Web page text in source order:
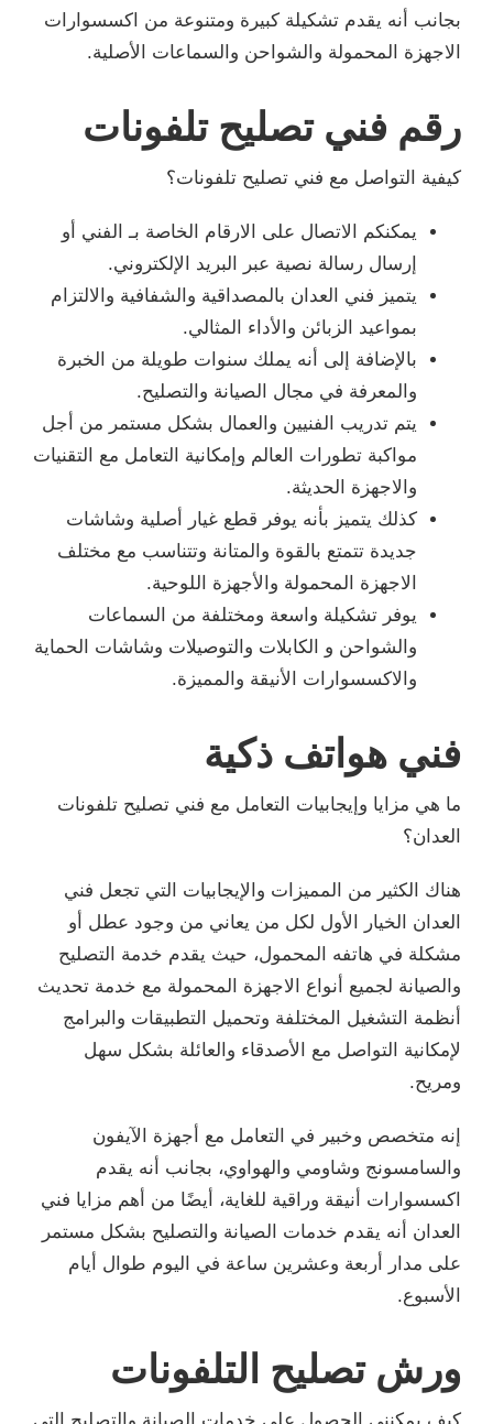
بجانب أنه يقدم تشكيلة كبيرة ومتنوعة من اكسسوارات
الاجهزة المحمولة والشواحن والسماعات الأصلية.
رقم فني تصليح تلفونات
كيفية التواصل مع فني تصليح تلفونات؟
يمكنكم الاتصال على الارقام الخاصة بـ الفني أو
إرسال رسالة نصية عبر البريد الإلكتروني.
يتميز فني العدان بالمصداقية والشفافية والالتزام
بمواعيد الزبائن والأداء المثالي.
بالإضافة إلى أنه يملك سنوات طويلة من الخبرة
والمعرفة في مجال الصيانة والتصليح.
يتم تدريب الفنيين والعمال بشكل مستمر من أجل
مواكبة تطورات العالم وإمكانية التعامل مع التقنيات
والاجهزة الحديثة.
كذلك يتميز بأنه يوفر قطع غيار أصلية وشاشات
جديدة تتمتع بالقوة والمتانة وتتناسب مع مختلف
الاجهزة المحمولة والأجهزة اللوحية.
يوفر تشكيلة واسعة ومختلفة من السماعات
والشواحن و الكابلات والتوصيلات وشاشات الحماية
والاكسسوارات الأنيقة والمميزة.
فني هواتف ذكية
ما هي مزايا وإيجابيات التعامل مع فني تصليح تلفونات
العدان؟
هناك الكثير من المميزات والإيجابيات التي تجعل فني
العدان الخيار الأول لكل من يعاني من وجود عطل أو
مشكلة في هاتفه المحمول، حيث يقدم خدمة التصليح
والصيانة لجميع أنواع الاجهزة المحمولة مع خدمة تحديث
أنظمة التشغيل المختلفة وتحميل التطبيقات والبرامج
لإمكانية التواصل مع الأصدقاء والعائلة بشكل سهل
ومريح.
إنه متخصص وخبير في التعامل مع أجهزة الآيفون
والسامسونج وشاومي والهواوي، بجانب أنه يقدم
اكسسوارات أنيقة وراقية للغاية، أيضًا من أهم مزايا فني
العدان أنه يقدم خدمات الصيانة والتصليح بشكل مستمر
على مدار أربعة وعشرين ساعة في اليوم طوال أيام
الأسبوع.
ورش تصليح التلفونات